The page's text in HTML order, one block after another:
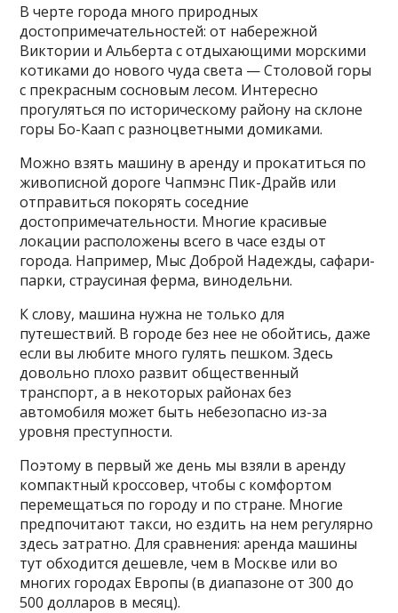
В черте города много природных
достопримечательностей: от набережной
Виктории и Альберта с отдыхающими морскими
котиками до нового чуда света — Столовой горы
с прекрасным сосновым лесом. Интересно
прогуляться по историческому району на склоне
горы Бо-Каап с разноцветными домиками.
Можно взять машину в аренду и прокатиться по
живописной дороге Чапмэнс Пик-Драйв или
отправиться покорять соседние
достопримечательности. Многие красивые
локации расположены всего в часе езды от
города. Например, Мыс Доброй Надежды, сафари-
парки, страусиная ферма, винодельни.
К слову, машина нужна не только для
путешествий. В городе без нее не обойтись, даже
если вы любите много гулять пешком. Здесь
довольно плохо развит общественный
транспорт, а в некоторых районах без
автомобиля может быть небезопасно из-за
уровня преступности.
Поэтому в первый же день мы взяли в аренду
компактный кроссовер, чтобы с комфортом
перемещаться по городу и по стране. Многие
предпочитают такси, но ездить на нем регулярно
здесь затратно. Для сравнения: аренда машины
тут обходится дешевле, чем в Москве или во
многих городах Европы (в диапазоне от 300 до
500 долларов в месяц).